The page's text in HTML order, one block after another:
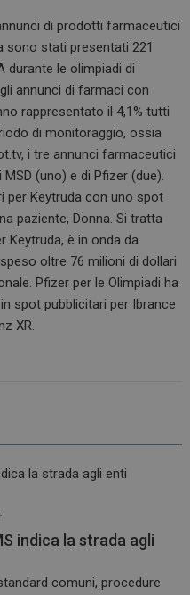
di prodotti farmaceutici
sono stati presentati 221
durante le olimpiadi di
annunci di farmaci con
rappresentato il 4,1% tutti
di monitoraggio, ossia
i tre annunci farmaceutici
(uno) e di Pfizer (due).
per Keytruda con uno spot
paziente, Donna. Si tratta
Keytruda, è in onda da
oltre 76 milioni di dollari
Pfizer per le Olimpiadi ha
spot pubblicitari per Ibrance
XR.
indica la strada agli
comuni, procedure